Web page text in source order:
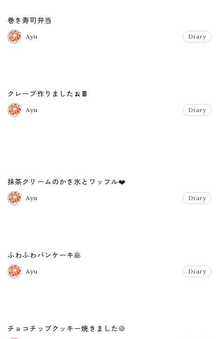
巻き寿司弁当
Ayu Diary
クレープ作りました🍌🍫
Ayu Diary
抹茶クリームのかき氷とワッフル❤️
Ayu Diary
ふわふわパンケーキ🥞
Ayu Diary
チョコチップクッキー焼きました🍪